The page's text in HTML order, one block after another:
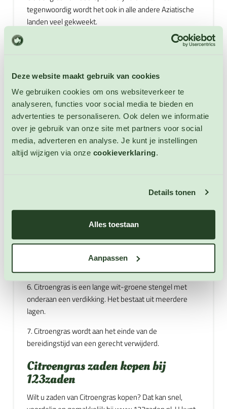
Deze website maakt gebruik van cookies
We gebruiken cookies om ons websiteverkeer te
analyseren, functies voor social media te bieden en
advertenties te personaliseren. Ook delen we informatie
over je gebruik van onze site met partners voor social
media, adverteren en analyse. Je kunt je instellingen
altijd wijzigen via onze cookieverklaring.
Details tonen
Alles toestaan
Aanpassen
tegenwoordig wordt het ook in alle andere Aziatische
landen veel gekweekt.
1. Citroengras heeft verschillende geneeskrachtige
getrokken van Citroengras. Ook kan er op de wortel van
Citroengras worden gezogen om de adem te
verfrissen.
2. Citroengras is ook in gedroogde vorm verkrijgbaar
als Serehpoeder.
3. Citroengras is gezond en veelzijdig. In de keuken
in toetjes en in zeer dunne ringetjes gesneden in
4. Citroengras kan bij Toko's en in de meeste
5. Citroengras is een eenjarig, niet winterhard en
6. Citroengras is een lange wit-groene stengel met
onderaan een verdikking. Het bestaat uit meerdere
lagen.
7. Citroengras wordt aan het einde van de
bereidingstijd van een gerecht verwijderd.
Citroengras zaden kopen bij
123zaden
Wilt u zaden van Citroengras kopen? Dat kan snel,